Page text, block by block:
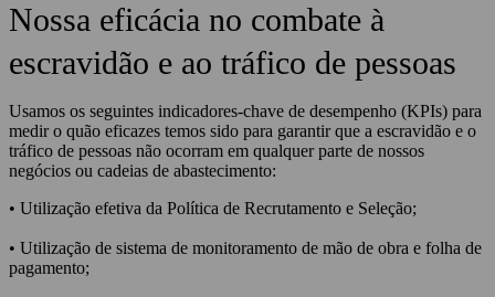
Nossa eficácia no combate à
escravidão e ao tráfico de pessoas
Usamos os seguintes indicadores-chave de desempenho (KPIs) para
medir o quão eficazes temos sido para garantir que a escravidão e o
tráfico de pessoas não ocorram em qualquer parte de nossos
negócios ou cadeias de abastecimento:
• Utilização efetiva da Política de Recrutamento e Seleção;
• Utilização de sistema de monitoramento de mão de obra e folha de
pagamento;